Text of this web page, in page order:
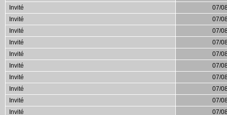
Invité
07/
Invité
07/
Invité
07/
Invité
07/
Invité
07/
Invité
07/
Invité
07/
Invité
07/
Invité
07/
Invité
07/